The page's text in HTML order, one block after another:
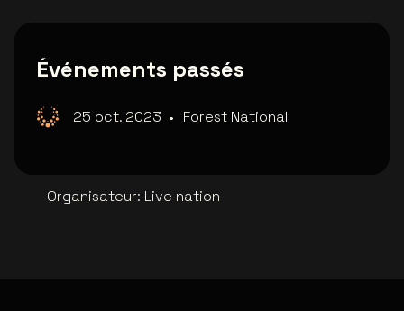
Événements passés
25 oct. 2023 • Forest National
Organisateur: Live nation